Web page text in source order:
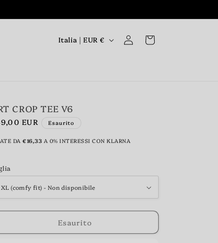
P
/
A
r
a
g
e
o
g
Italia | EUR € Accedi Carrello
CROP TEE V6
EUR Esaurito
DA €16,33 A 0% INTERESSI CON KLARNA
Esaurito